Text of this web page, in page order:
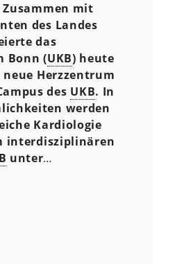
Zusammen mit
des Landes
das
Bonn (UKB) heute
Herzzentrum
des UKB. In
werden
Kardiologie
interdisziplinären
unter…